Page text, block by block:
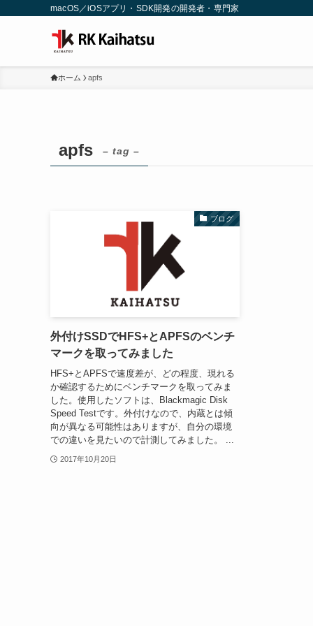
macOS／iOSアプリ・SDK開発の開発者・専門家
ホーム apfs
apfs – tag –
ブログ
外付けSSDでHFS+とAPFSのベンチ
マークを取ってみました
HFS+とAPFSで速度差が、どの程度、現れる
か確認するためにベンチマークを取ってみま
した。使用したソフトは、Blackmagic Disk
Speed Testです。外付けなので、内蔵とは傾
向が異なる可能性はありますが、自分の環境
での違いを見たいので計測してみました。 ...
2017年10月20日